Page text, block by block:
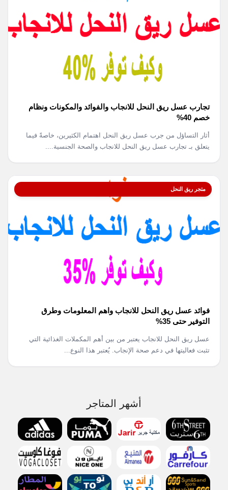
تجارب عسل ريق النحل للانجاب والفوائد والمكونات ونظام
خصم 40%
أثار التساؤل من جرب عسل ريق النحل اهتمام الكثيرين، خاصةً فيما
يتعلق بـ تجارب عسل ريق النحل للانجاب والصحة الجنسية....
متجر ريق النحل
فوائد عسل ريق النحل للانجاب واهم المعلومات وطرق
التوفير حتى 35%
عسل ريق النحل للانجاب يعتبر من بين أهم المكملات الغذائية التي
تثبت فعاليتها في دعم صحة الإنجاب. يُعتبر هذا النوع...
أشهر المتاجر